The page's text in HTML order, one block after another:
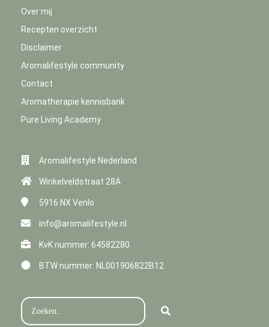
Over mij
Recepten overzicht
Disclaimer
Aromalifestyle community
Contact
Aromatherapie kennisbank
Pure Living Academy
Aromalifestyle Nederland
Winkelveldstraat 28A
5916 NX Venlo
info@aromalifestyle.nl
KvK nummer: 64582280
BTW nummer: NL001906822B12